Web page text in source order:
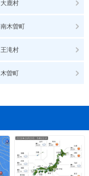
大鹿村
南木曽町
王滝村
木曽町